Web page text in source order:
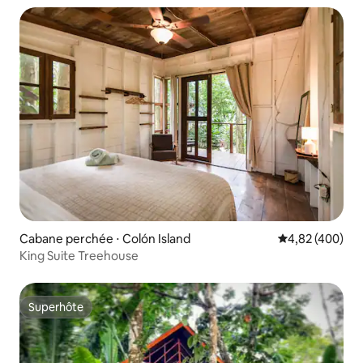
Cabane perchée ⋅ Colón Island Évaluation
4,82 (400)
King Suite Treehouse
Superhôte
Superhôte